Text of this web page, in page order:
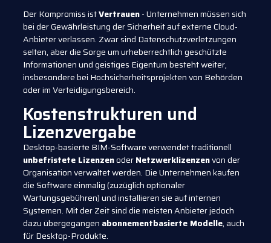
Der Kompromiss istVertrauen- Unternehmen müssen sich
bei der Gewährleistung der Sicherheit auf externe Cloud-
Anbieter verlassen. Zwar sind Datenschutzverletzungen
selten, aber die Sorge um urheberrechtlich geschützte
Informationen und geistiges Eigentum besteht weiter,
insbesondere bei Hochsicherheitsprojekten von Behörden
oder im Verteidigungsbereich.
Kostenstrukturen und
Lizenzvergabe
Desktop-basierte BIM-Software verwendet traditionell
unbefristete LizenzenoderNetzwerklizenzenvon der
Organisation verwaltet werden. Die Unternehmen kaufen
die Software einmalig (zuzüglich optionaler
Wartungsgebühren) und installieren sie auf internen
Systemen. Mit der Zeit sind die meisten Anbieter jedoch
dazu übergegangen abonnementbasierte Modelle, auch
für Desktop-Produkte.